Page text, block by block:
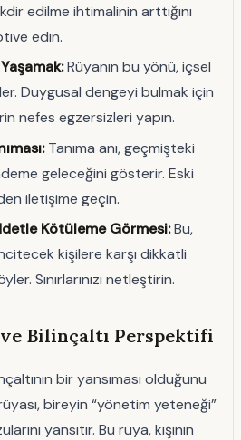
edilme ihtimalinin arttığını
edin.
Rüyanın bu yönü, içsel
Duygusal dengeyi bulmak için
nefes egzersizleri yapın.
Tanıma anı, geçmişteki
geleceğini gösterir. Eski
iletişime geçin.
Kötüleme Görmesi:Bu,
kişilere karşı dikkatli
Sınırlarınızı netleştirin.
Bilinçaltı Perspektifi
bir yansıması olduğunu
bireyin “yönetim yeteneği”
yansıtır. Bu rüya, kişinin